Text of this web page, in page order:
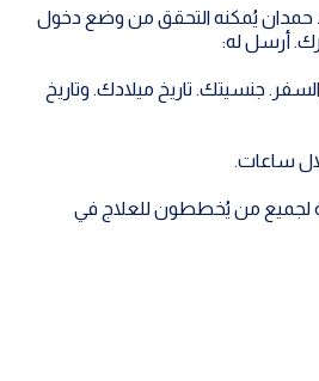
حمدان يُمكنه التحقق من وضع دخول
أرسل له:
جنسيتك. تاريخ ميلادك. وتاريخ
ساعات.
لجميع من يُخططون للعلاج في